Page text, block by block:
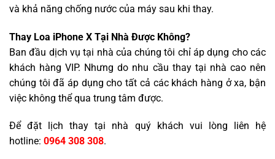
và khả năng chống nước của máy sau khi thay.
Thay Loa iPhone X Tại Nhà Được Không?
Ban đầu dịch vụ tại nhà của chúng tôi chỉ áp dụng cho các
khách hàng VIP. Nhưng do nhu cầu thay tại nhà cao nên
chúng tôi đã áp dụng cho tất cả các khách hàng ở xa, bận
việc không thể qua trung tâm được.
Để đặt lịch thay tại nhà quý khách vui lòng liên hệ
hotline: 0964 308 308.